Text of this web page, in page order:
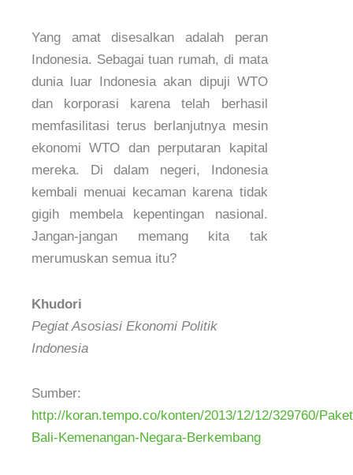
Yang amat disesalkan adalah peran
Indonesia. Sebagai tuan rumah, di mata
dunia luar Indonesia akan dipuji WTO
dan korporasi karena telah berhasil
memfasilitasi terus berlanjutnya mesin
ekonomi WTO dan perputaran kapital
mereka. Di dalam negeri, Indonesia
kembali menuai kecaman karena tidak
gigih membela kepentingan nasional.
Jangan-jangan memang kita tak
merumuskan semua itu?
Khudori
Pegiat Asosiasi Ekonomi Politik
Indonesia
Sumber:
http://koran.tempo.co/konten/2013/12/12/329760/
Bali-Kemenangan-Negara-Berkembang